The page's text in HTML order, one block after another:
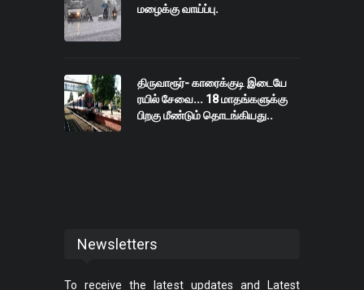
மழைக்கு வாய்ப்பு.
திருவாரூர்- காரைக்குடி இடையே
ரயில் சேவை... 18 மாதங்களுக்கு
பிறகு மீண்டும் தொடங்கியது..
Newsletters
To receive the latest updates and Latest